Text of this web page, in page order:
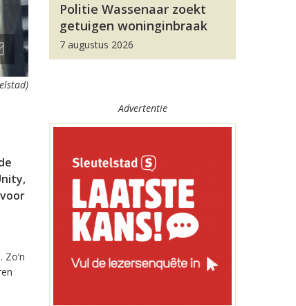
Politie Wassenaar zoekt
getuigen woninginbraak
7 augustus 2026
Advertentie